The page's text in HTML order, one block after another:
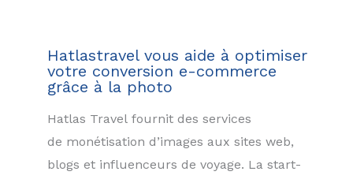
Hatlastravel vous aide à optimiser
votre conversion e-commerce
grâce à la photo
Hatlas Travel fournit des services
de monétisation d’images aux sites web,
blogs et influenceurs de voyage. La start-